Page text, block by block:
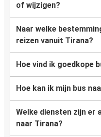
of wijzigen?
Naar welke
reizen vanuit Tirana?
Hoe vind ik goedkope
Hoe kan ik mijn bus
Welke diensten zijn er
naar Tirana?